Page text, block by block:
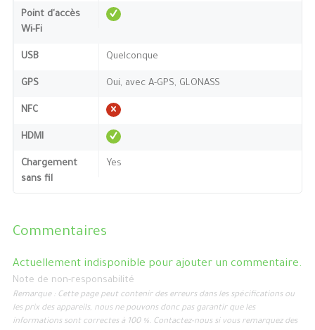
Point d'accès
Wi-Fi
USB Quelconque
GPS Oui, avec A-GPS, GLONASS
NFC
HDMI
Chargement
sans fil
Yes
Commentaires
Actuellement indisponible pour ajouter un commentaire.
Note de non-responsabilité
Remarque : Cette page peut contenir des erreurs dans les spécifications ou
les prix des appareils, nous ne pouvons donc pas garantir que les
informations sont correctes à 100 %. Contactez-nous si vous remarquez des